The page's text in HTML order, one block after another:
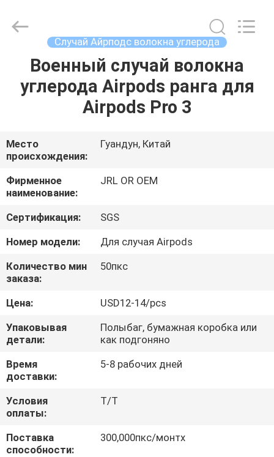
ДОМ
ВИДЕО
VR-
ШОУ
О
НАС
КОНТРОЛЬ
КАЧЕСТВА
СВЯЖИТЕСЬ
С
НАМИ
НОВОСТИ
Technology
Случай Айрподс волокна углерода
Военный случай волокна
углерода Airpods ранга для
Airpods Pro 3
Место
происхождения:
Гуандун, Китай
Фирменное
наименование:
JRL OR OEM
Сертификация:
SGS
Номер модели:
Для случая Airpods
Количество мин
заказа:
50пкс
Цена:
USD12-14/pcs
Упаковывая
детали:
Полыбаг, бумажная коробка или
как подгоняно
Время
доставки:
5-8 рабочих дней
Условия
оплаты:
Т/Т
Поставка
способности:
300,000пкс/монтх